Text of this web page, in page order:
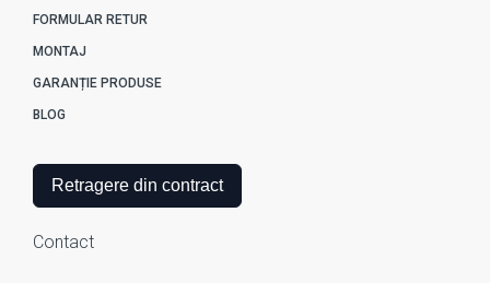
FORMULAR RETUR
MONTAJ
GARANȚIE PRODUSE
BLOG
Retragere din contract
Contact